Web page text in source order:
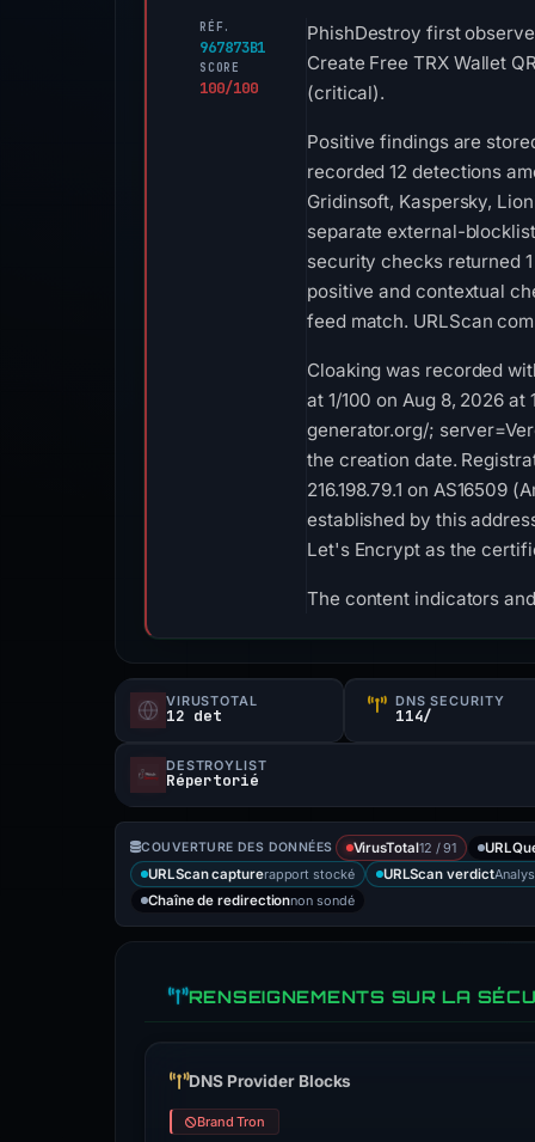
RÉF.
967873B1
SCORE
100/100
PhishDestroy first
Create Free TRX Wallet
(critical).
Positive findings are
recorded 12 detections
Gridinsoft, Kaspersky,
separate external-blocklist
security checks returned
positive and contextual
feed match. URLScan
Cloaking was recorded
at 1/100 on Aug 8, 2026
generator.org/;
the creation date.
216.198.79.1 on
established by this
Let's Encrypt as the
The content indicators
VIRUSTOTAL
12 det
DNS SECURITY
114/
DESTROYLIST
Répertorié
COUVERTURE DES DONNÉES VirusTotal12 / 91
URLScan capturerapport stocké URLScan verdict
Chaîne de redirectionnon sondé
RENSEIGNEMENTS SUR LA
DNS Provider Blocks
Brand Tron